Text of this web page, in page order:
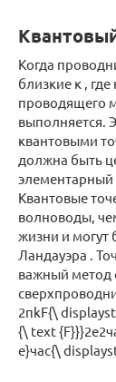
Когда
близкие к , где
проводящего
выполняется.
квантовыми
должна быть
элементарный
Квантовые
волноводы,
жизни и
Ландауэра .
важный метод
2πkF{\
{\ text
e}час{\